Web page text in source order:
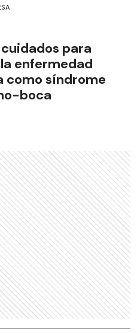
para
enfermedad
como síndrome
boca